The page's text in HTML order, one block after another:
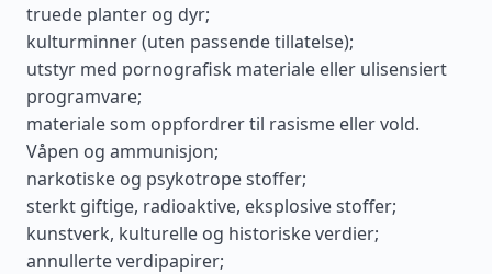
truede planter og dyr;
kulturminner (uten passende tillatelse);
utstyr med pornografisk materiale eller ulisensiert
programvare;
materiale som oppfordrer til rasisme eller vold.
Våpen og ammunisjon;
narkotiske og psykotrope stoffer;
sterkt giftige, radioaktive, eksplosive stoffer;
kunstverk, kulturelle og historiske verdier;
annullerte verdipapirer;